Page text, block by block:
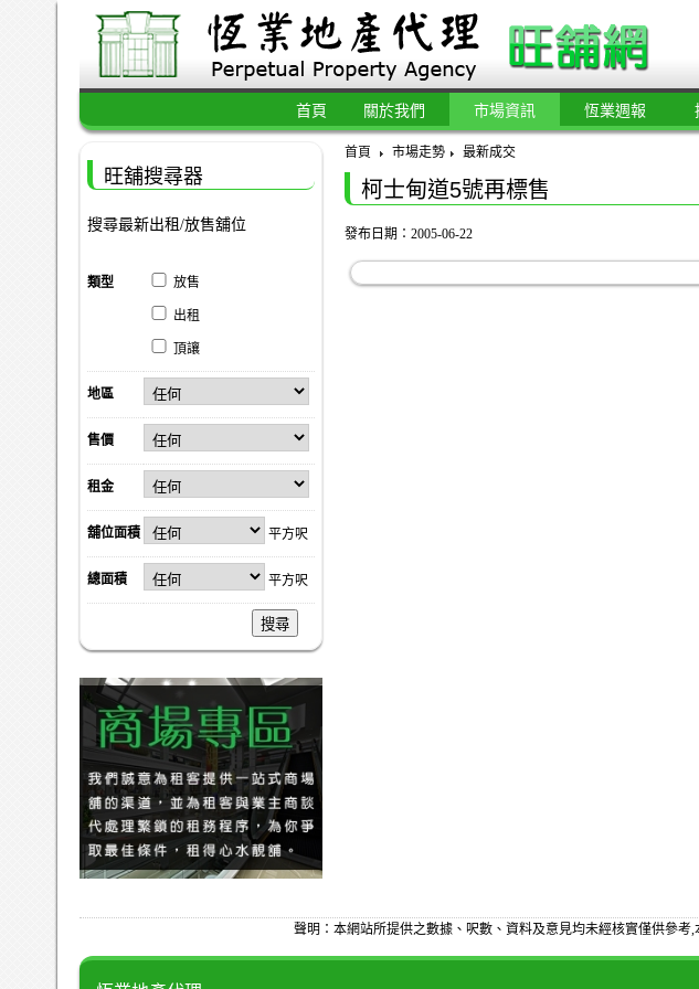
首頁 關於我們 市場資訊 恆業週報
首頁 市場走勢 最新成交
柯士甸道5號再標售
發布日期：2005-06-22
旺舖搜尋器
搜尋最新出租/放售舖位
類型 放售
出租
頂讓
地區
售價
租金
舖位面積 平方呎
總面積 平方呎
搜尋
聲明：本網站所提供之數據、呎數、資料及意見均未經核實僅供參